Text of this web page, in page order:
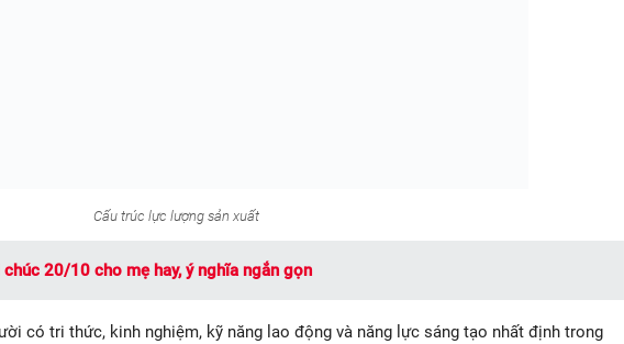
Cấu trúc lực lượng sản xuất
chúc 20/10 cho mẹ hay, ý nghĩa ngắn gọn
có tri thức, kinh nghiệm, kỹ năng lao động và năng lực sáng tạo nhất định trong